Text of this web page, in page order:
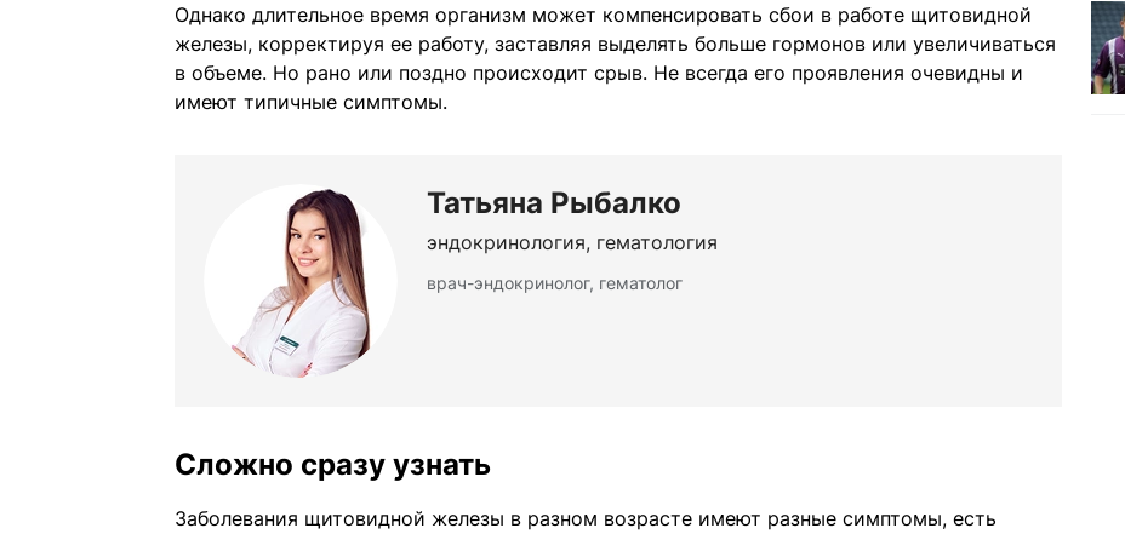
Однако длительное время организм может компенсировать сбои в работе щитовидной
железы, корректируя ее работу, заставляя выделять больше гормонов или увеличиваться
в объеме. Но рано или поздно происходит срыв. Не всегда его проявления очевидны и
имеют типичные симптомы.
Татьяна Рыбалко
эндокринология, гематология
врач-эндокринолог, гематолог
Сложно сразу узнать
Заболевания щитовидной железы в разном возрасте имеют разные симптомы, есть